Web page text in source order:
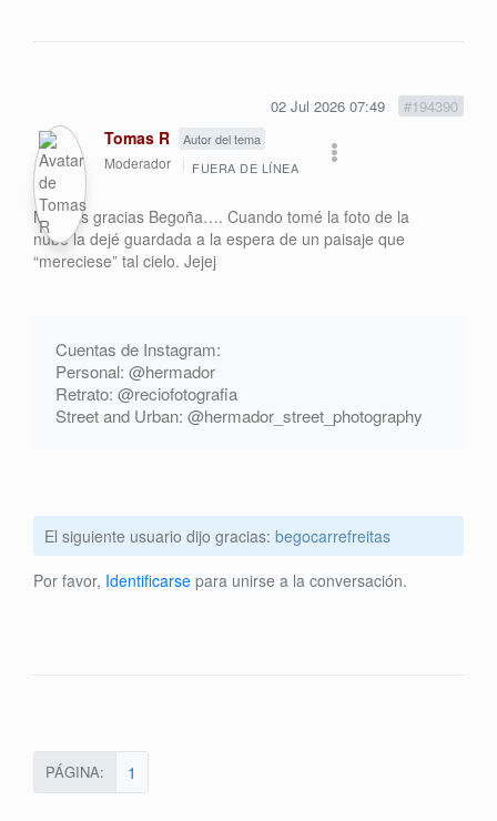
02 Jul 2026 07:49 #194390
Tomas R Autor del tema
Moderador FUERA DE LÍNEA
Muchas gracias Begoña…. Cuando tomé la foto de la
nube la dejé guardada a la espera de un paisaje que
“mereciese” tal cielo. Jejej
Cuentas de Instagram:
Personal: @hermador
Retrato: @reciofotografia
Street and Urban: @hermador_street_photography
El siguiente usuario dijo gracias: begocarrefreitas
Por favor, Identificarse para unirse a la conversación.
PÁGINA: 1